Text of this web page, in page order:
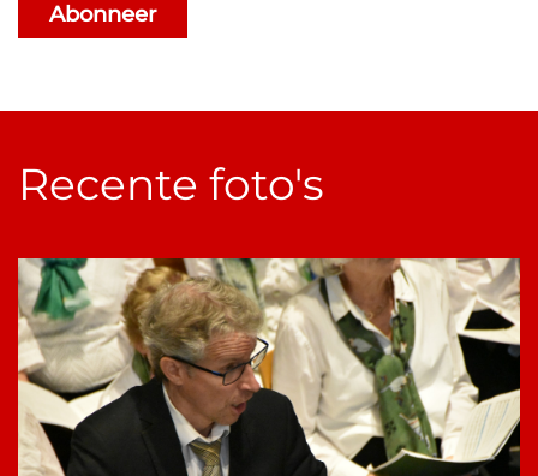
Abonneer
Recente foto's